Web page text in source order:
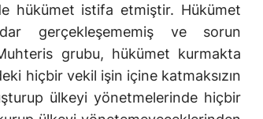
hükümet istifa etmiştir. Hükümet
gerçekleşememiş ve sorun
grubu, hükümet kurmakta
hiçbir vekil işin içine katmaksızın
ülkeyi yönetmelerinde hiçbir